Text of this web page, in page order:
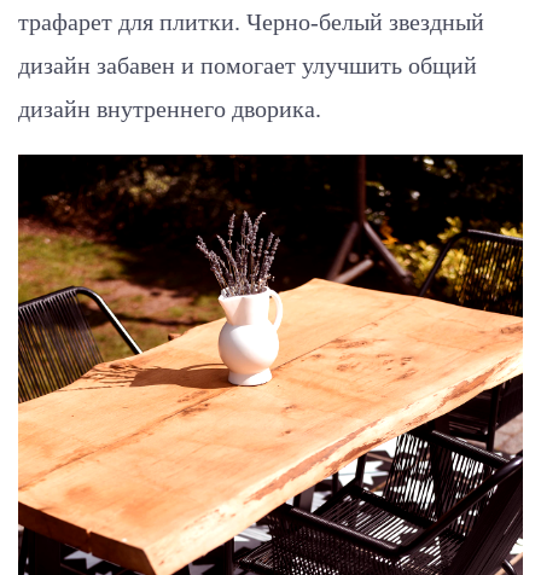
трафарет для плитки. Черно-белый звездный
дизайн забавен и помогает улучшить общий
дизайн внутреннего дворика.